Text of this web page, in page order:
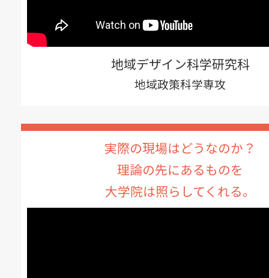
地域デザイン科学研究科
地域政策科学専攻
実際の現場はどうなのか？
理論の先にあるものを
大学院は照らしてくれる。